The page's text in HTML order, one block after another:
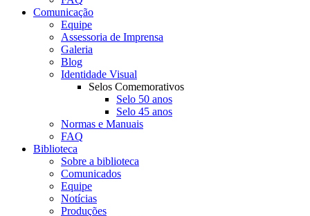
Comunicação
Equipe
Assessoria de Imprensa
Galeria
Blog
Identidade Visual
Selos Comemorativos
Selo 50 anos
Selo 45 anos
Normas e Manuais
FAQ
Biblioteca
Sobre a biblioteca
Comunicados
Equipe
Notícias
Produções